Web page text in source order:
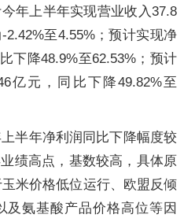
年上半年实现营业收入37.8
至4.55%；预计实现净
下降48.9%至62.53%；预计
亿元，同比下降49.82%至
半年净利润同比下降幅度较
绩高点，基数较高，具体原
米价格低位运行、欧盟反倾
及氨基酸产品价格高位等因